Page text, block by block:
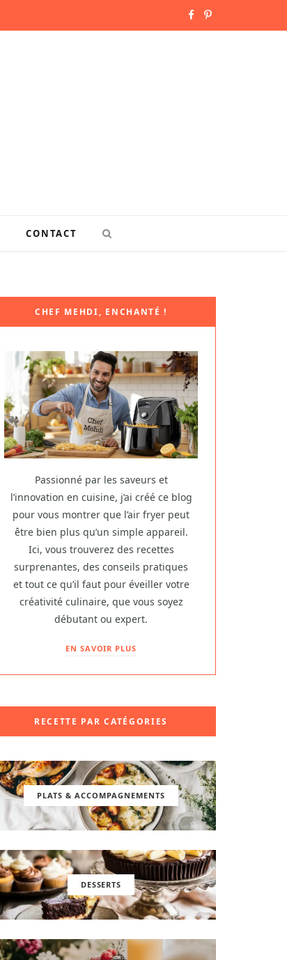
P
CONTACT
CHEF MEHDI, ENCHANTÉ !
Passionné par les saveurs et
l’innovation en cuisine, j’ai créé ce blog
pour vous montrer que l’air fryer peut
être bien plus qu’un simple appareil.
Ici, vous trouverez des recettes
surprenantes, des conseils pratiques
et tout ce qu’il faut pour éveiller votre
créativité culinaire, que vous soyez
débutant ou expert.
EN SAVOIR PLUS
RECETTE PAR CATÉGORIES
PLATS & ACCOMPAGNEMENTS
DESSERTS